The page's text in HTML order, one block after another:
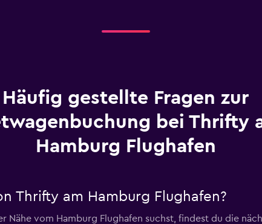
Häufig gestellte Fragen zur
bei Thrifty
Hamburg Flughafen
Thrifty am Hamburg Flughafen?
Nähe vom Hamburg Flughafen suchst, findest du die